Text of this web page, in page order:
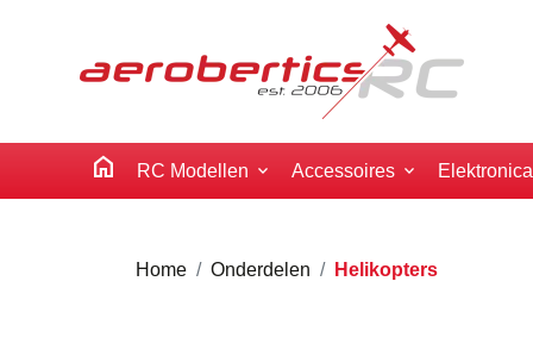
home RC Modellen Accessoires Elektronica
Home Onderdelen Helikopters